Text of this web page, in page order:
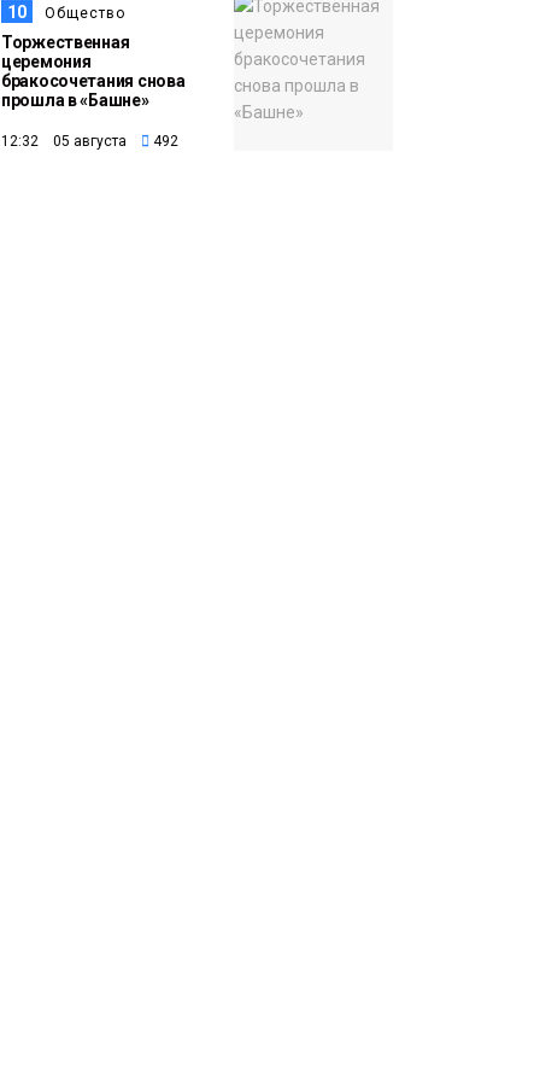
10 Общество
Торжественная
церемония
бракосочетания снова
прошла в «Башне»
12:32 05 августа 492